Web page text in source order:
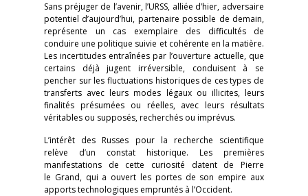
Sans préjuger de l’avenir, l’URSS, alliée d’hier, adversaire
potentiel d’aujourd’hui, partenaire possible de demain,
représente un cas exemplaire des difficultés de
conduire une politique suivie et cohérente en la matière.
Les incertitudes entraînées par l’ouverture actuelle, que
certains déjà jugent irréversible, conduisent à se
pencher sur les fluctuations historiques de ces types de
transferts avec leurs modes légaux ou illicites, leurs
finalités présumées ou réelles, avec leurs résultats
véritables ou supposés, recherchés ou imprévus.
L’intérêt des Russes pour la recherche scientifique
relève d’un constat historique. Les premières
manifestations de cette curiosité datent de Pierre
le Grand, qui a ouvert les portes de son empire aux
apports technologiques empruntés à l’Occident.